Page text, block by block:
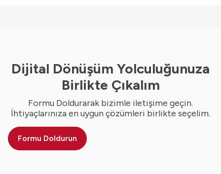
Dijital Dönüşüm Yolculuğunuza
Birlikte Çıkalım
Formu Doldurarak bizimle iletişime geçin.
İhtiyaçlarınıza en uygun çözümleri birlikte seçelim.
Formu Doldurun